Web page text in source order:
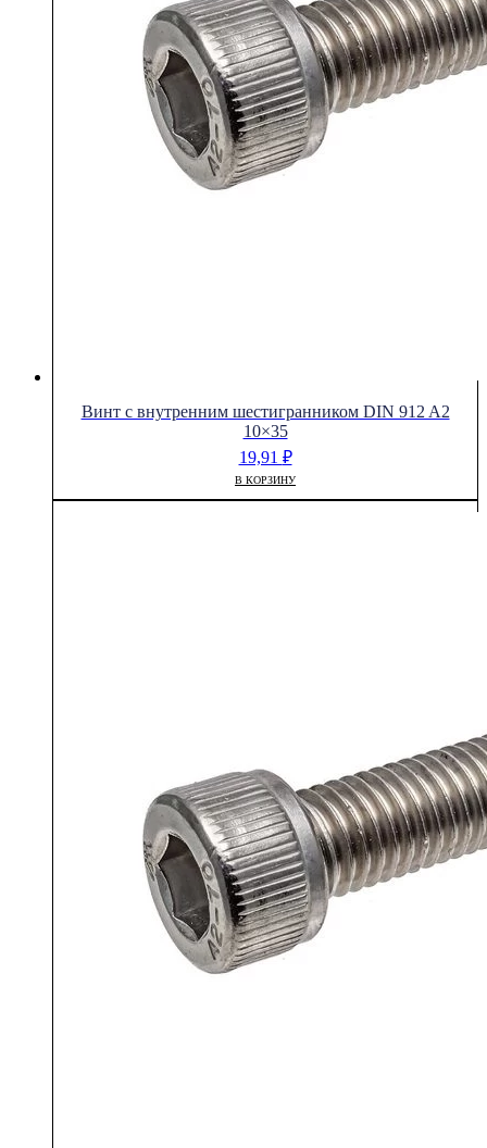
Винт с внутренним шестигранником DIN 912 A2
10×35
19,91 ₽
В КОРЗИНУ